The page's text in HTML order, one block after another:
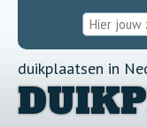
duikplaatsen in